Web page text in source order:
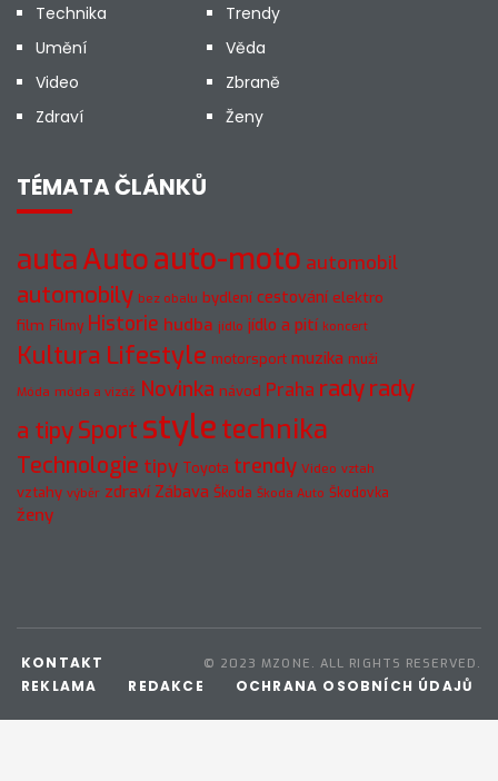
Technika
Trendy
Umění
Věda
Video
Zbraně
Zdraví
Ženy
TÉMATA ČLÁNKŮ
autaAutoauto-moto automobil
automobily bez obalu bydlení cestování elektro
film Filmy Historie hudba jídlo jídlo a pití koncert
Kultura Lifestyle motorsport muzika muži
Móda móda a vizáž Novinka návod Praha radyrady
a tipySport styletechnika
Technologie tipy Toyota trendy Video vztah
vztahy výběr zdraví Zábava Škoda Škoda Auto Škodovka
ženy
© 2023 MZONE. ALL RIGHTS RESERVED.
KONTAKT
REKLAMA
REDAKCE OCHRANA OSOBNÍCH ÚDAJŮ